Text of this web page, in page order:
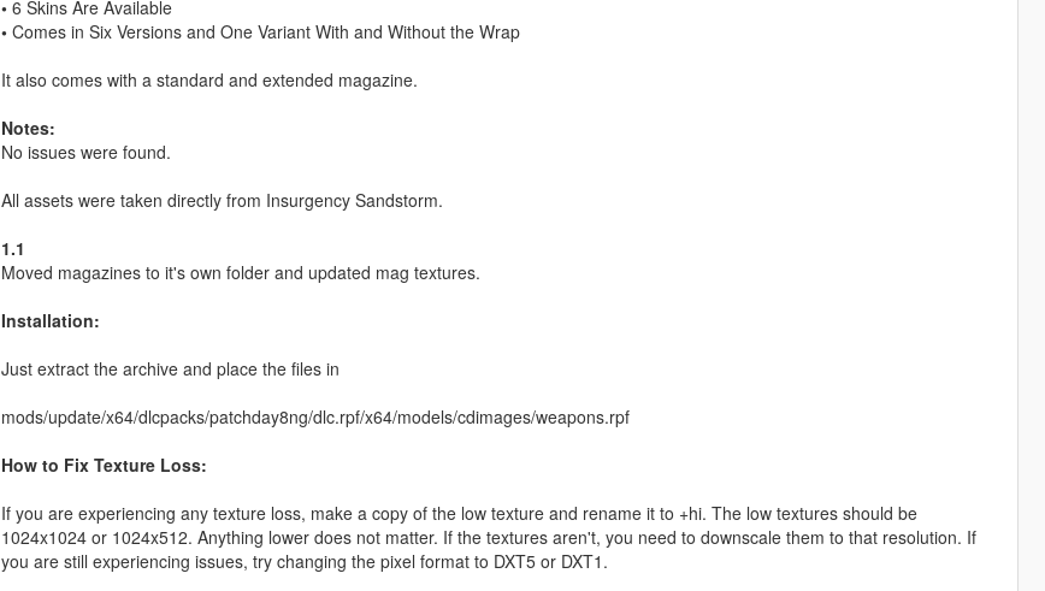
•6 Skins Are Available
•Comes in Six Versions and One Variant With and Without the Wrap
It also comes with a standard and extended magazine.
Notes:
No issues were found.
All assets were taken directly from Insurgency Sandstorm.
1.1
Moved magazines to it's own folder and updated mag textures.
Installation:
Just extract the archive and place the files in
mods/update/x64/dlcpacks/patchday8ng/dlc.rpf/x64/models/cdimages/weapons.rpf
How to Fix Texture Loss:
If you are experiencing any texture loss, make a copy of the low texture and rename it to +hi. The low textures should be
1024x1024 or 1024x512. Anything lower does not matter. If the textures aren't, you need to downscale them to that resolution. If
you are still experiencing issues, try changing the pixel format to DXT5 or DXT1.